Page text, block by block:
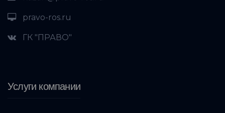
pravo-ros.ru
ГК "ПРАВО"
Услуги компании